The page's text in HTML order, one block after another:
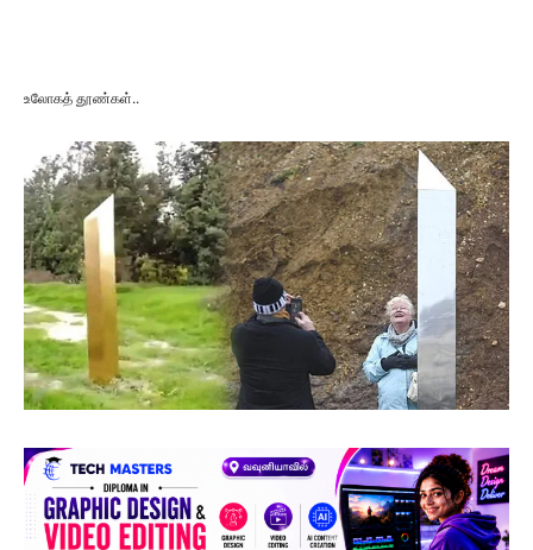
உலோகத் தூண்கள்..